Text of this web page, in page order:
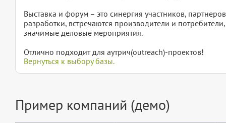
Выставка и форум – это синергия участников,
разработки, встречаются производители и
значимые деловые мероприятия.
Отлично подходит для аутрич(outreach)-проектов!
Вернуться к выбору базы.
Пример компаний (демо)